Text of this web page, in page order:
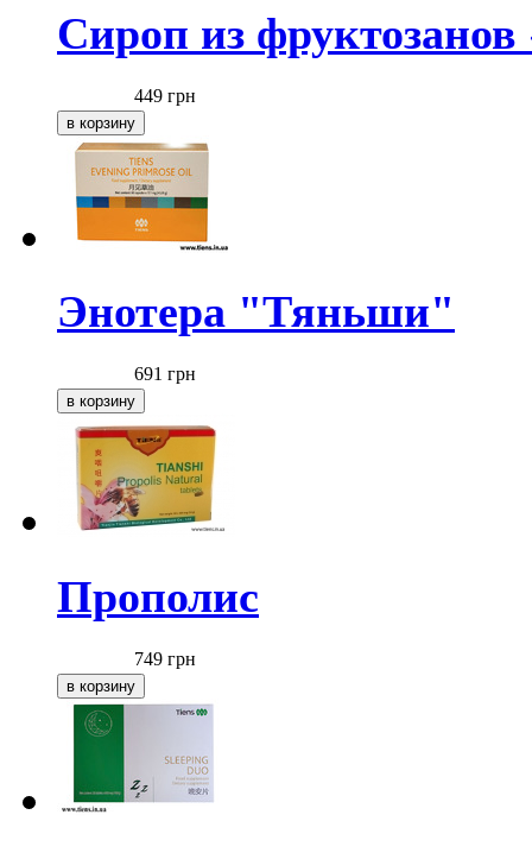
Сироп из
449 грн
Энотера "Тяньши"
691 грн
Прополис
749 грн